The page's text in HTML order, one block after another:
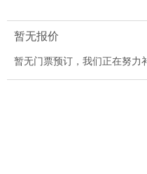
暂无报价
暂无门票预订，我们正在努力